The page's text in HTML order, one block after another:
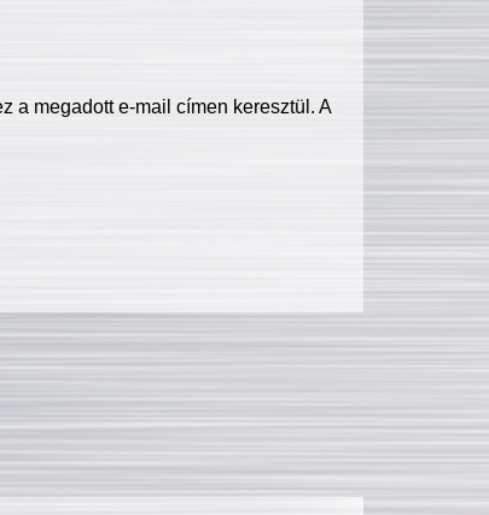
a megadott e-mail címen keresztül. A